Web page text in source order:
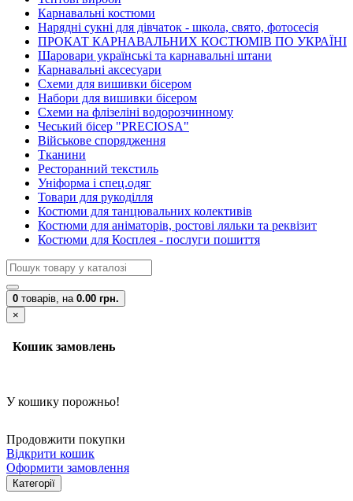
Карнавальні костюми
Нарядні сукні для дівчаток - школа, свято, фотосесія
ПРОКАТ КАРНАВАЛЬНИХ КОСТЮМІВ ПО УКРАЇНІ
Шаровари українські та карнавальні штани
Карнавальні аксесуари
Схеми для вишивки бісером
Набори для вишивки бісером
Схеми на флізеліні водорозчинному
Чеський бісер "PRECIOSA"
Військове спорядження
Тканини
Ресторанний текстиль
Уніформа і спец.одяг
Товари для рукоділля
Костюми для танцювальних колективів
Костюми для аніматорів, ростові ляльки та реквізит
Костюми для Косплея - послуги пошиття
0 товарів, на 0.00 грн.
×
Кошик замовлень
У кошику порожньо!
Продовжити покупки
Відкрити кошик
Оформити замовлення
Категорії